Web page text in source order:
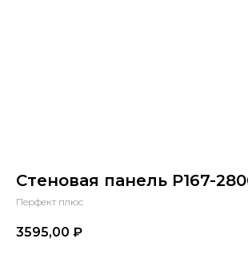
Стеновая панель P167-
Перфект плюс
3595,00 ₽